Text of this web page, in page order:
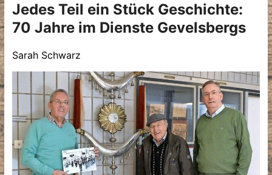
Jedes Teil ein Stück Geschichte:
70 Jahre im Dienste Gevelsbergs
Sarah Schwarz